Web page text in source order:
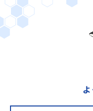
京急線六郷土手駅徒歩10